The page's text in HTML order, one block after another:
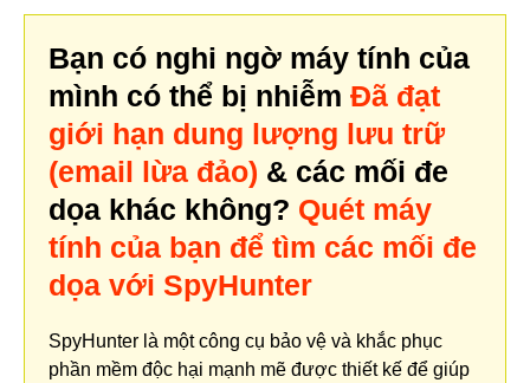
Bạn có nghi ngờ máy tính của
mình có thể bị nhiễm Đã đạt
giới hạn dung lượng lưu trữ
(email lừa đảo) & các mối đe
dọa khác không? Quét máy
tính của bạn để tìm các mối đe
dọa với SpyHunter
SpyHunter là một công cụ bảo vệ và khắc phục
phần mềm độc hại mạnh mẽ được thiết kế để giúp